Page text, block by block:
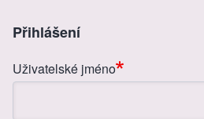
o
o
g
er
Přihlášení
Uživatelské jméno